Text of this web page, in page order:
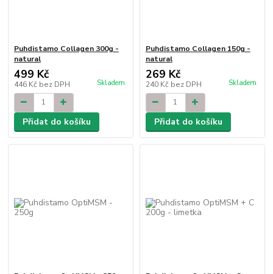
Puhdistamo Collagen 300g -
natural
499 Kč
446 Kč bez DPH Skladem
Přidat do košíku
Puhdistamo Collagen 150g -
natural
269 Kč
240 Kč bez DPH Skladem
Přidat do košíku